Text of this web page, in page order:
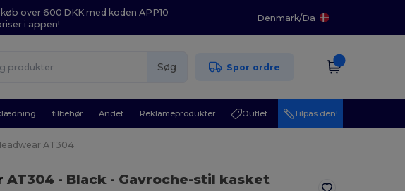
over 600 DKK med koden APP10
i appen!
Denmark/Da
Søg Spor ordre
tilbehør Andet Reklameprodukter Outlet Tilpas den!
AT304
AT304 - Black- Gavroche-stil kasket